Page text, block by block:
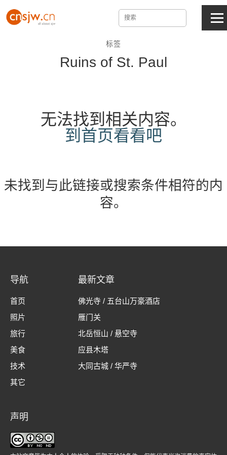
标签
Ruins of St. Paul
无法找到相关内容。
到首页看看吧
未找到与此链接或搜索条件相符的内
容。
导航
首页
照片
旅行
美食
技术
其它
最新文章
佛光寺 / 五台山万豪酒店
雁门关
北岳恒山 / 悬空寺
应县木塔
大同古城 / 华严寺
声明